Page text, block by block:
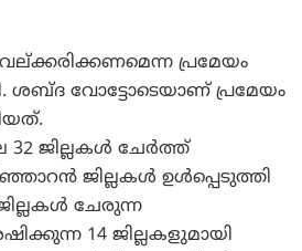
പ്രമേയം
ശബ്ദ വോട്ടോടെയാണ് പ്രമേയം
32 ജില്ലകള്‍ ചേര്‍ത്ത്
ജില്ലകള്‍ ഉള്‍പ്പെടുത്തി
ചേരുന്ന
14 ജില്ലകളുമായി